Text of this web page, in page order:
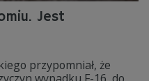
Jest
przypomniał, że